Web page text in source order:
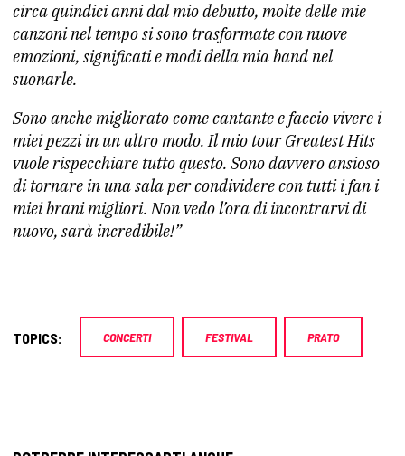
circa quindici anni dal mio debutto, molte delle mie
canzoni nel tempo si sono trasformate con nuove
emozioni, significati e modi della mia band nel
suonarle.
Sono anche migliorato come cantante e faccio vivere i
miei pezzi in un altro modo. Il mio tour Greatest Hits
vuole rispecchiare tutto questo. Sono davvero ansioso
di tornare in una sala per condividere con tutti i fan i
miei brani migliori. Non vedo l’ora di incontrarvi di
nuovo, sarà incredibile!”
TOPICS: CONCERTI FESTIVAL PRATO